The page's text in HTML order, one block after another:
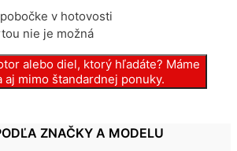
v hotovosti
nie je možná
alebo diel, ktorý hľadáte? Máme
aj mimo štandardnej ponuky.
ZNAČKY A MODELU